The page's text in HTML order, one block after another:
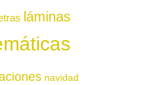
láminas
navidad